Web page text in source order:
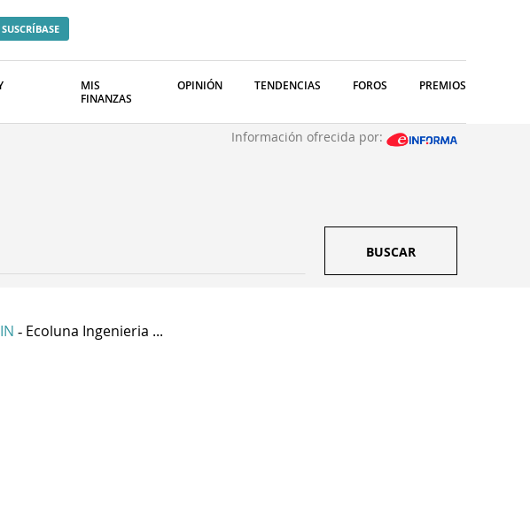
SUSCRÍBASE
MIS
FINANZAS
OPINIÓN TENDENCIAS FOROS PREMIOS
Información ofrecida por:
BUSCAR
- Ecoluna Ingenieria ...